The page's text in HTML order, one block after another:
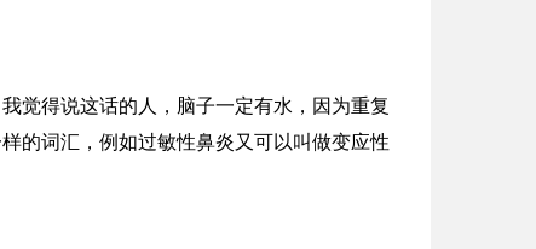
觉得说这话的人，脑子一定有水，因为重复
的词汇，例如过敏性鼻炎又可以叫做变应性